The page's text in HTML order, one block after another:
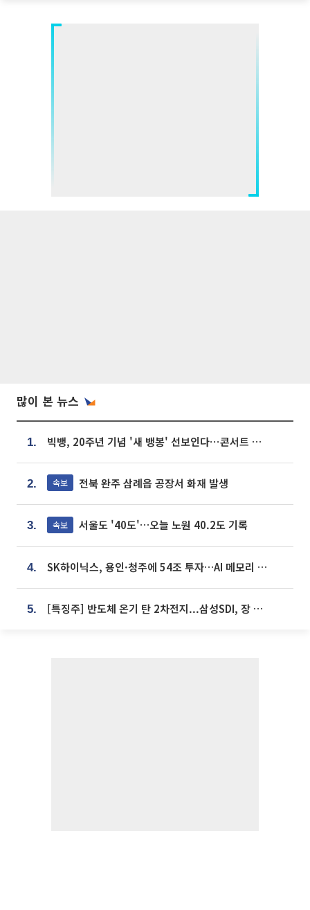
많이 본 뉴스
1. 빅뱅, 20주년 기념 '새 뱅봉' 선보인다⋯콘서트 앞두고 팝업 개최
2. 속보 전북 완주 삼례읍 공장서 화재 발생
3. 속보 서울도 '40도'…오늘 노원 40.2도 기록
4. SK하이닉스, 용인·청주에 54조 투자…AI 메모리 생산기지 키운다
5. [특징주] 반도체 온기 탄 2차전지...삼성SDI, 장 초반 7% 넘게 껑충